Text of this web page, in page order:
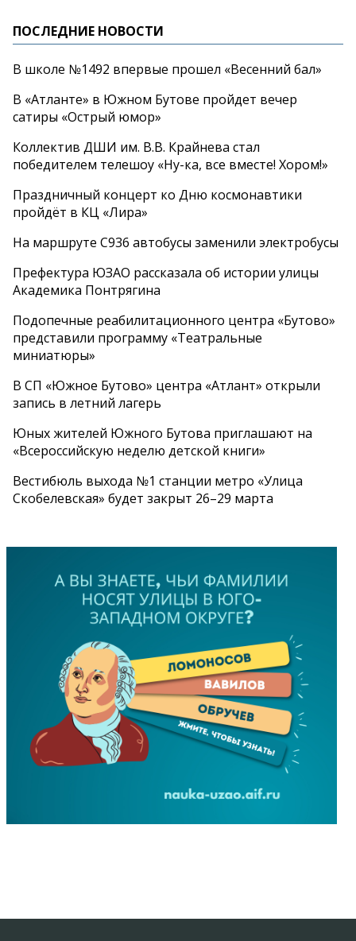
ПОСЛЕДНИЕ НОВОСТИ
В школе №1492 впервые прошел «Весенний бал»
В «Атланте» в Южном Бутове пройдет вечер
сатиры «Острый юмор»
Коллектив ДШИ им. В.В. Крайнева стал
победителем телешоу «Ну-ка, все вместе! Хором!»
Праздничный концерт ко Дню космонавтики
пройдёт в КЦ «Лира»
На маршруте С936 автобусы заменили электробусы
Префектура ЮЗАО рассказала об истории улицы
Академика Понтрягина
Подопечные реабилитационного центра «Бутово»
представили программу «Театральные
миниатюры»
В СП «Южное Бутово» центра «Атлант» открыли
запись в летний лагерь
Юных жителей Южного Бутова приглашают на
«Всероссийскую неделю детской книги»
Вестибюль выхода №1 станции метро «Улица
Скобелевская» будет закрыт 26–29 марта